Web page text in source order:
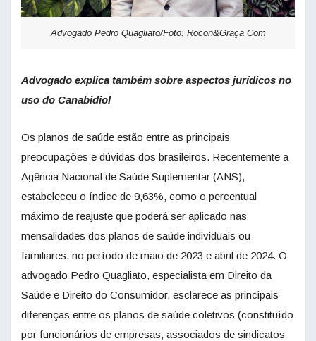
Advogado Pedro Quagliato/Foto: Rocon&Graça Com
Advogado explica também sobre aspectos jurídicos no
uso do Canabidiol
Os planos de saúde estão entre as principais
preocupações e dúvidas dos brasileiros. Recentemente a
Agência Nacional de Saúde Suplementar (ANS),
estabeleceu o índice de 9,63%, como o percentual
máximo de reajuste que poderá ser aplicado nas
mensalidades dos planos de saúde individuais ou
familiares, no período de maio de 2023 e abril de 2024. O
advogado Pedro Quagliato, especialista em Direito da
Saúde e Direito do Consumidor, esclarece as principais
diferenças entre os planos de saúde coletivos (constituído
por funcionários de empresas, associados de sindicatos